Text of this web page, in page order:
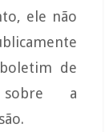
ele não
de
sobre a